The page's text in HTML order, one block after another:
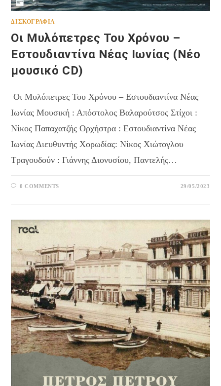
ΔΙΣΚΟΓΡΑΦΊΑ
Οι Μυλόπετρες Του Χρόνου –
Εστουδιαντίνα Νέας Ιωνίας (Νέο
μουσικό CD)
Οι Μυλόπετρες Του Χρόνου – Εστουδιαντίνα Νέας
Ιωνίας Μουσική : Απόστολος Βαλαρούτσος Στίχοι :
Νίκος Παπαχατζής Ορχήστρα : Εστουδιαντίνα Νέας
Ιωνίας Διευθυντής Χορωδίας: Νίκος Χιώτογλου
Τραγουδούν : Γιάννης Διονυσίου, Παντελής…
0 COMMENTS 29/05/2023